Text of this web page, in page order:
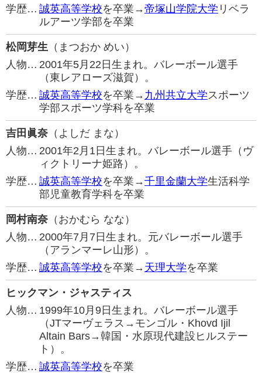
学歴… 誠英高等学校を卒業→帝塚山学院大学 リベラ
ルアーツ学部を卒業
松岡芽生 （まつおか めい）
人物… 2001年5月22日生まれ。バレーボール選手
（東レアローズ滋賀）。
学歴… 誠英高等学校を卒業→ 九州共立大学スポーツ
学部スポーツ学科を卒業
吉田眞奈 （よしだ まな）
人物… 2001年2月1日生まれ。バレーボール選手（ヴ
ィクトリーナ姫路）。
学歴… 誠英高等学校を卒業→千里金蘭大学生活科学
部児童教育学科を卒業
岡村南奈 （おかむら なな）
人物… 2000年7月7日生まれ。元バレーボール選手
（アランマーレ山形）。
学歴… 誠英高等学校を卒業→ 天理大学を卒業
ヒックマン・ジャスティス
人物… 1999年10月9日生まれ。バレーボール選手
（JTマーヴェラス→モンゴル・Khovd Ijil
Altain Bars→韓国・水原現代建設ヒルステー
ト）。
学歴… 誠英高等学校を卒業